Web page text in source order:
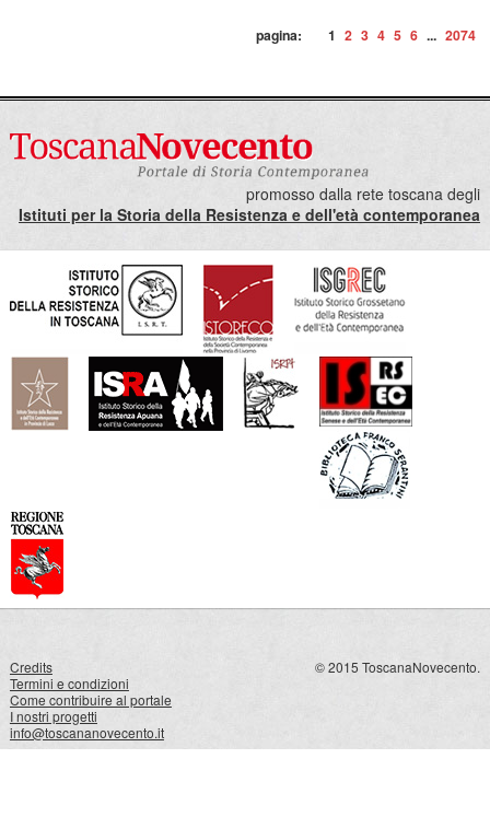
pagina: 1 2 3 4 5 6 ... 2074
promosso dalla rete toscana degli
Istituti per la Storia della Resistenza e dell'età contemporanea
Credits
Termini e condizioni
Come contribuire al portale
I nostri progetti
info@toscananovecento.it
© 2015 ToscanaNovecento.